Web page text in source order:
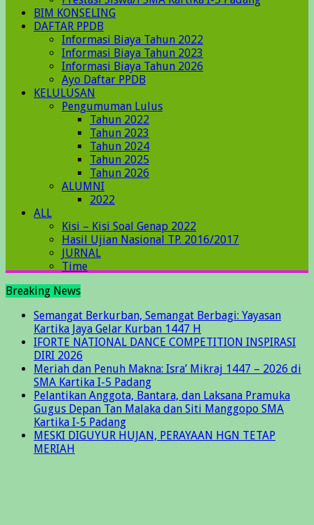
BIM KONSELING
DAFTAR PPDB
Informasi Biaya Tahun 2022
Informasi Biaya Tahun 2023
Informasi Biaya Tahun 2026
Ayo Daftar PPDB
KELULUSAN
Pengumuman Lulus
Tahun 2022
Tahun 2023
Tahun 2024
Tahun 2025
Tahun 2026
ALUMNI
2022
ALL
Kisi – Kisi Soal Genap 2022
Hasil Ujian Nasional TP. 2016/2017
JURNAL
Time
Breaking News
Semangat Berkurban, Semangat Berbagi: Yayasan
Kartika Jaya Gelar Kurban 1447 H
IFORTE NATIONAL DANCE COMPETITION INSPIRASI
DIRI 2026
Meriah dan Penuh Makna: Isra’ Mikraj 1447 – 2026 di
SMA Kartika I-5 Padang
Pelantikan Anggota, Bantara, dan Laksana Pramuka
Gugus Depan Tan Malaka dan Siti Manggopo SMA
Kartika I-5 Padang
MESKI DIGUYUR HUJAN, PERAYAAN HGN TETAP
MERIAH